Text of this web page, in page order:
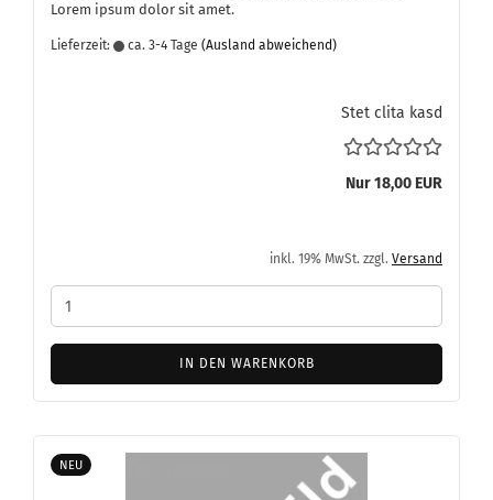
Lorem ipsum dolor sit amet.
Lieferzeit: ca. 3-4 Tage (Ausland abweichend)
Stet clita kasd
Nur 18,00 EUR
inkl. 19% MwSt. zzgl. Versand
IN DEN WARENKORB
NEU